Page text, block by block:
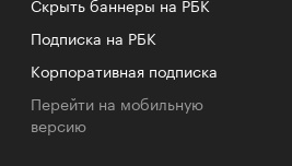
Подписка на РБК
Корпоративная подписка
Перейти на мобильную
версию